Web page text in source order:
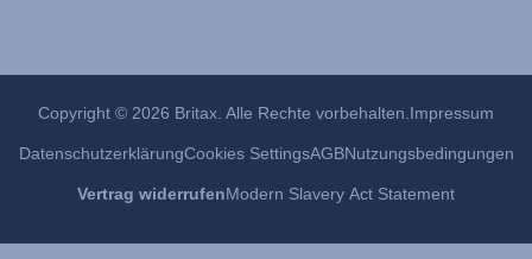
Copyright © 2026 Britax. Alle Rechte vorbehalten.Impressum
DatenschutzerklärungCookies SettingsAGBNutzungsbedingungen
Vertrag widerrufenModern Slavery Act Statement